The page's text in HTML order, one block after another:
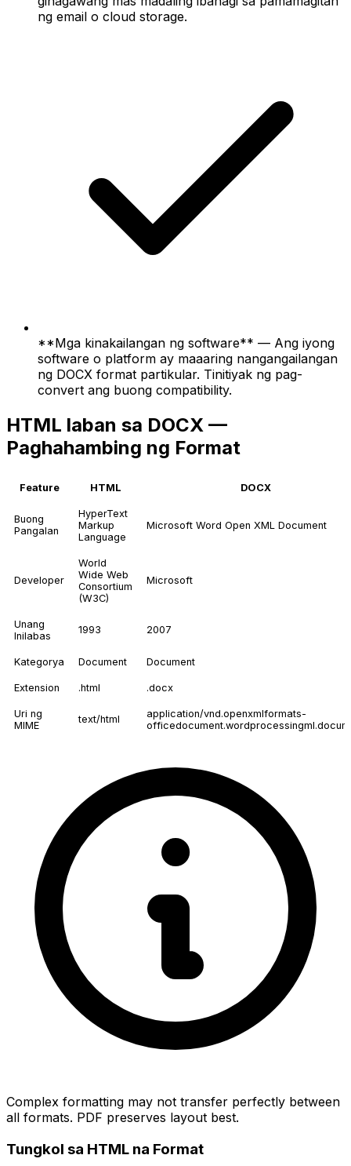
ng email o cloud storage.
**Mga kinakailangan ng software** — Ang iyong
software o platform ay maaaring nangangailangan
ng DOCX format partikular. Tinitiyak ng pag-
convert ang buong compatibility.
HTML laban sa DOCX —
Paghahambing ng Format
Feature HTML DOCX
Buong
Pangalan
HyperText
Markup
Language
Microsoft Word Open XML Document
Developer
World
Wide Web
Consortium
(W3C)
Microsoft
Unang
Inilabas
1993 2007
Kategorya Document Document
Extension .html .docx
Uri ng
MIME
text/html
application/vnd.openxmlformats-
Complex formatting may not transfer perfectly between
all formats. PDF preserves layout best.
Tungkol sa HTML na Format